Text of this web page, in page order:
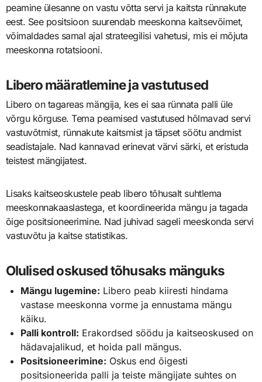
peamine ülesanne on vastu võtta servi ja kaitsta rünnakute
eest. See positsioon suurendab meeskonna kaitsevõimet,
võimaldades samal ajal strateegilisi vahetusi, mis ei mõjuta
meeskonna rotatsiooni.
Libero määratlemine ja vastutused
Libero on tagareas mängija, kes ei saa rünnata palli üle
võrgu kõrguse. Tema peamised vastutused hõlmavad servi
vastuvõtmist, rünnakute kaitsmist ja täpset söötu andmist
seadistajale. Nad kannavad erinevat värvi särki, et eristuda
teistest mängijatest.
Lisaks kaitseoskustele peab libero tõhusalt suhtlema
meeskonnakaaslastega, et koordineerida mängu ja tagada
õige positsioneerimine. Nad juhivad sageli meeskonda servi
vastuvõtu ja kaitse statistikas.
Olulised oskused tõhusaks mänguks
Mängu lugemine: Libero peab kiiresti hindama
vastase meeskonna vorme ja ennustama mängu
käiku.
Palli kontroll: Erakordsed söödu ja kaitseoskused on
hädavajalikud, et hoida pall mängus.
Positsioneerimine: Oskus end õigesti
positsioneerida palli ja teiste mängijate suhtes on